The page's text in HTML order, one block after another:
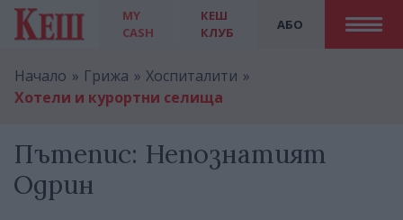
MY
CASH
АБО
КЕШ
КЛУБ
Начало Грижа
Хоспиталити
Хотели и курортни селища
Пътепис: Непознатият
Одрин